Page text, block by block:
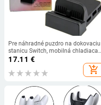
Pre náhradné puzdro na dokovaciu
stanicu Switch, mobilná chladiaca
základňa pre chladiacu základňu
odvodom tepla, herná konzola.
17.11 €
add_shopping_cart